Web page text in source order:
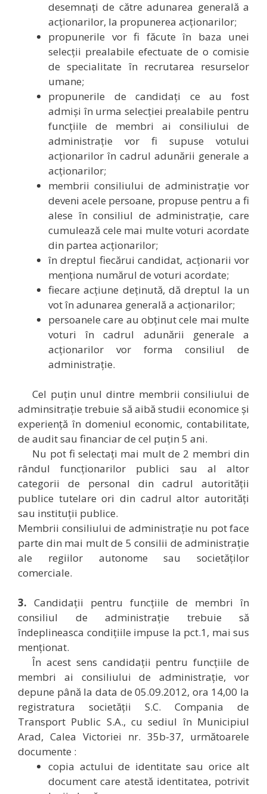
desemnați de către adunarea generală a
acționarilor, la propunerea acționarilor;
propunerile vor fi făcute în baza unei
selecții prealabile efectuate de o comisie
de specialitate în recrutarea resurselor
umane;
propunerile de candidați ce au fost
admiși în urma selecției prealabile pentru
funcțiile de membri ai consiliului de
administrație vor fi supuse votului
acționarilor în cadrul adunării generale a
acționarilor;
membrii consiliului de administrație vor
deveni acele persoane, propuse pentru a fi
alese în consiliul de administrație, care
cumulează cele mai multe voturi acordate
din partea acționarilor;
în dreptul fiecărui candidat, acționarii vor
menționa numărul de voturi acordate;
fiecare acțiune deținută, dă dreptul la un
vot în adunarea generală a acționarilor;
persoanele care au obținut cele mai multe
voturi în cadrul adunării generale a
acționarilor vor forma consiliul de
administrație.
Cel puțin unul dintre membrii consiliului de
adminsitrație trebuie să aibă studii economice și
experiență în domeniul economic, contabilitate,
de audit sau financiar de cel puțin 5 ani.
Nu pot fi selectați mai mult de 2 membri din
rândul funcționarilor publici sau al altor
categorii de personal din cadrul autorității
publice tutelare ori din cadrul altor autorități
sau instituții publice.
Membrii consiliului de administrație nu pot face
parte din mai mult de 5 consilii de administrație
ale regiilor autonome sau societăților
comerciale.
3. Candidații pentru funcțiile de membri în
consiliul de administrație trebuie să
îndeplineasca condițiile impuse la pct.1, mai sus
menționat.
În acest sens candidații pentru funcțiile de
membri ai consiliului de administrație, vor
depune până la data de 05.09.2012, ora 14,00 la
registratura societății S.C. Compania de
Transport Public S.A., cu sediul în Municipiul
Arad, Calea Victoriei nr. 35b-37, următoarele
documente :
copia actului de identitate sau orice alt
document care atestă identitatea, potrivit